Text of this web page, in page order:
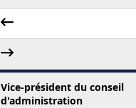
Vice-président du conseil
d'administration